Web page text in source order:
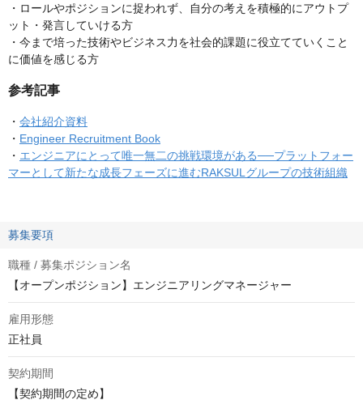
・ロールやポジションに捉われず、自分の考えを積極的にアウトプ
ット・発言していける方
・今まで培った技術やビジネス力を社会的課題に役立てていくこと
に価値を感じる方
参考記事
・ 会社紹介資料
・ Engineer Recruitment Book
・ エンジニアにとって唯一無二の挑戦環境がある──プラットフォー
マーとして新たな成長フェーズに進むRAKSULグループの技術組織
募集要項
職種 / 募集ポジション名
【オープンポジション】エンジニアリングマネージャー
雇用形態
正社員
契約期間
【契約期間の定め】